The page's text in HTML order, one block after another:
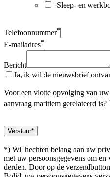
Sleep- en
Telefoonnummer*
E-mailadres*
Bericht
Ja, ik wil de nieuwsbrief
Voor een vlotte opvolging van
aanvraag maritiem gerelateerd is?
*) Wij hechten belang aan uw
met uw persoonsgegevens om
derden. Door op de